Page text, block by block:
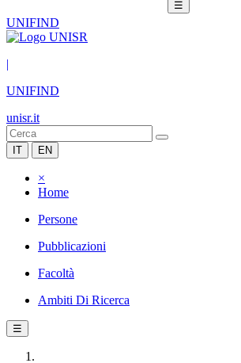
☰
UNIFIND
|
UNIFIND
unisr.it
IT EN
×
Home
Persone
Pubblicazioni
Facoltà
Ambiti Di Ricerca
☰